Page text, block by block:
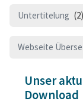
Untertitelung (2)
Webseite
Unser
Download